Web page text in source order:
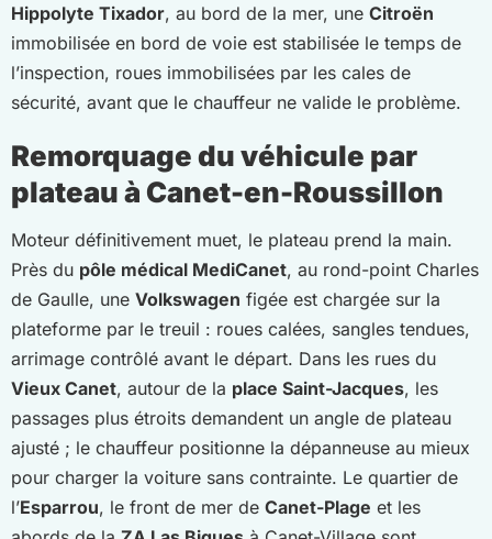
Hippolyte Tixador, au bord de la mer, une Citroën
immobilisée en bord de voie est stabilisée le temps de
l’inspection, roues immobilisées par les cales de
sécurité, avant que le chauffeur ne valide le problème.
Remorquage du véhicule par
plateau à Canet-en-Roussillon
Moteur définitivement muet, le plateau prend la main.
Près du pôle médical MediCanet, au rond-point Charles
de Gaulle, une Volkswagen figée est chargée sur la
plateforme par le treuil : roues calées, sangles tendues,
arrimage contrôlé avant le départ. Dans les rues du
Vieux Canet, autour de la place Saint-Jacques, les
passages plus étroits demandent un angle de plateau
ajusté ; le chauffeur positionne la dépanneuse au mieux
pour charger la voiture sans contrainte. Le quartier de
l’Esparrou, le front de mer de Canet-Plage et les